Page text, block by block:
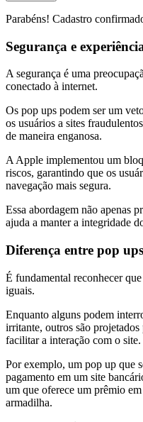
Parabéns! Cadastro
Segurança e
A segurança é uma
conectado à internet.
Os pop ups podem ser um
os usuários a sites
de maneira enganosa.
A Apple implementou um
riscos, garantindo que os
navegação mais segura.
Essa abordagem não apenas
ajuda a manter a integridade
Diferença entre pop
É fundamental reconhecer
iguais.
Enquanto alguns podem
irritante, outros são
facilitar a interação com o site.
Por exemplo, um pop up que
pagamento em um site
um que oferece um prêmio
armadilha.